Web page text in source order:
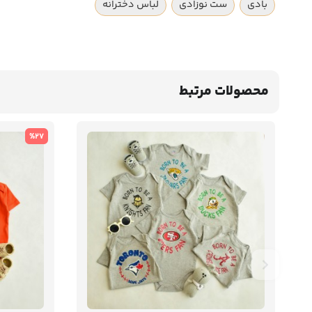
بادی ست نوزادی لباس دخترانه
محصولات مرتبط
%27